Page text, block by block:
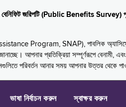
বেনিফিট জরিপটি (Public Benefits
Program, SNAP), পাবলিক
আপনার প্রতিক্রিয়া সম্পূর্ণরূপে বেনামী,
পরিবর্তন আনার সময় আপনার উত্তর থেকে
ভাষা নির্বাচন করুন স্বাক্ষর করুন